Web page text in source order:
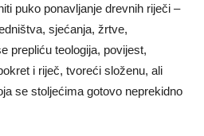
puko ponavljanje drevnih riječi –
sjećanja, žrtve,
prepliću teologija, povijest,
i riječ, tvoreći složenu, ali
se stoljećima gotovo neprekidno